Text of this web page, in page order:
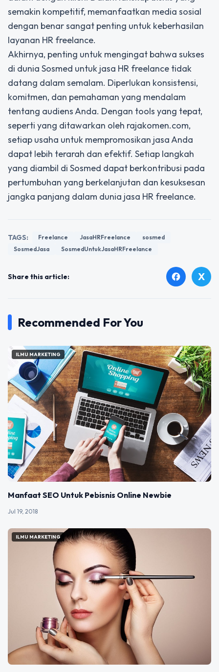
semakin kompetitif, memanfaatkan media sosial
dengan benar sangat penting untuk keberhasilan
layanan HR freelance.
Akhirnya, penting untuk mengingat bahwa sukses
di dunia Sosmed untuk jasa HR freelance tidak
datang dalam semalam. Diperlukan konsistensi,
komitmen, dan pemahaman yang mendalam
tentang audiens Anda. Dengan tools yang tepat,
seperti yang ditawarkan oleh rajakomen.com,
setiap usaha untuk mempromosikan jasa Anda
dapat lebih terarah dan efektif. Setiap langkah
yang diambil di Sosmed dapat berkontribusi pada
pertumbuhan yang berkelanjutan dan kesuksesan
jangka panjang dalam dunia jasa HR freelance.
TAGS: Freelance JasaHRFreelance
sosmed
SosmedJasa
SosmedUntukJasaHRFreelance
Share this article: facebook X
Recommended For You
ILMU MARKETING
Manfaat SEO Untuk Pebisnis Online Newbie
Jul 19, 2018
ILMU MARKETING